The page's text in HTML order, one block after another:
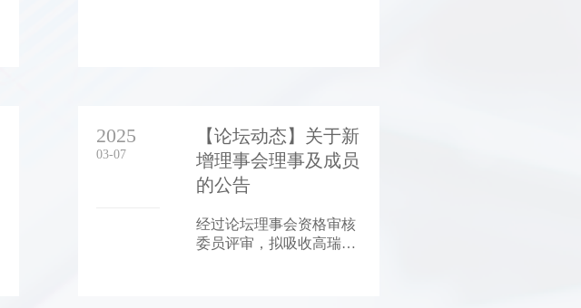
上海虹口北外滩的W酒店
拉开帷幕。
2025
03-07
【论坛动态】关于新
增理事会理事及成员
的公告
经过论坛理事会资格审核
委员评审，拟吸收高瑞